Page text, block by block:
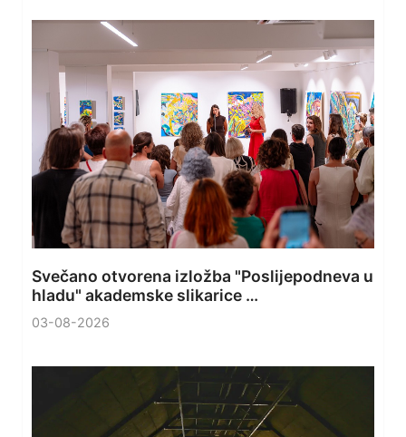
Svečano otvorena izložba "Poslijepodneva u
hladu" akademske slikarice …
03-08-2026